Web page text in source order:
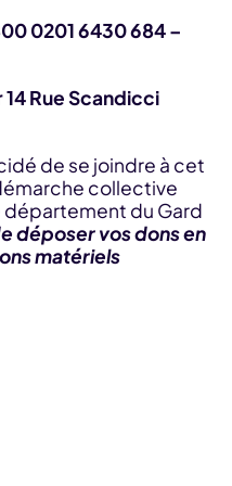
0201 6430 684 –
14 Rue Scandicci
de se joindre à cet
collective
département du Gard
déposer vos dons en
matériels